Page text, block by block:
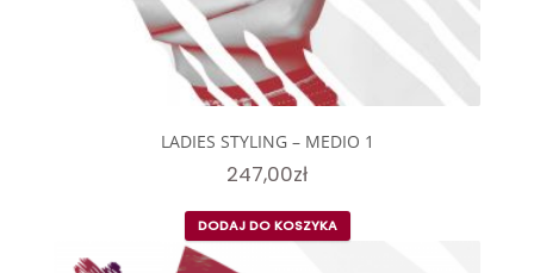
LADIES STYLING – MEDIO 1
247,00zł
DODAJ DO KOSZYKA